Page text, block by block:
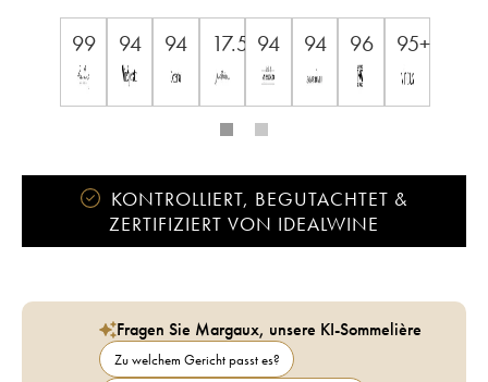
99 94 94 17.5 94 94 96 95+
KONTROLLIERT, BEGUTACHTET &
ZERTIFIZIERT VON IDEALWINE
Fragen Sie Margaux, unsere KI-Sommelière
Zu welchem Gericht passt es?